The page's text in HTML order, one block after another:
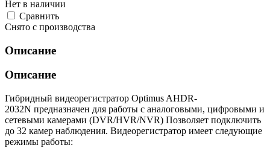
Нет в наличии
Cравнить
Снято с производства
Описание
Описание
Гибридный видеорегистратор Optimus AHDR-
2032N предназначен для работы с аналоговыми, цифровыми и
сетевыми камерами (DVR/HVR/NVR) Позволяет подключить
до 32 камер наблюдения. Видеорегистратор имеет следующие
режимы работы: